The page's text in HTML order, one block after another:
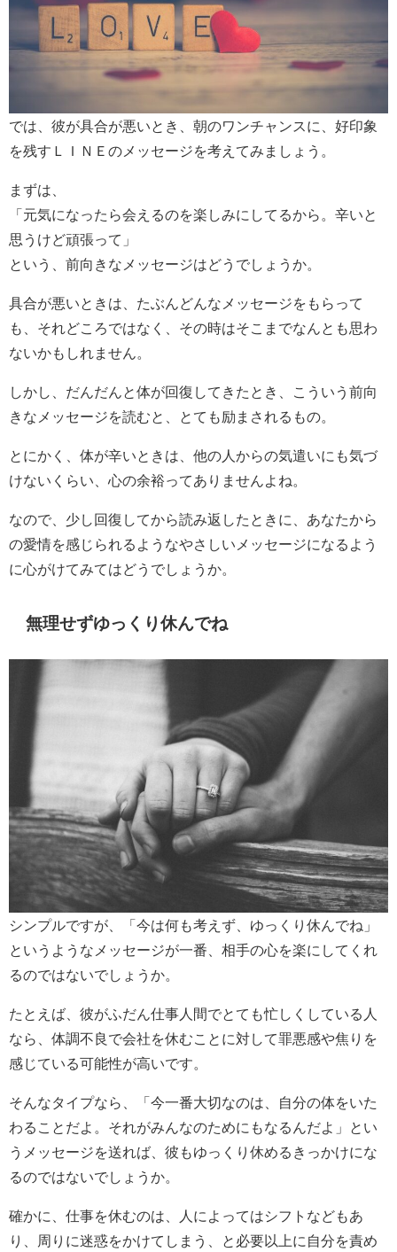
では、彼が具合が悪いとき、朝のワンチャンスに、好印象
を残すＬＩＮＥのメッセージを考えてみましょう。
まずは、
「元気になったら会えるのを楽しみにしてるから。辛いと
思うけど頑張って」
という、前向きなメッセージはどうでしょうか。
具合が悪いときは、たぶんどんなメッセージをもらって
も、それどころではなく、その時はそこまでなんとも思わ
ないかもしれません。
しかし、だんだんと体が回復してきたとき、こういう前向
きなメッセージを読むと、とても励まされるもの。
とにかく、体が辛いときは、他の人からの気遣いにも気づ
けないくらい、心の余裕ってありませんよね。
なので、少し回復してから読み返したときに、あなたから
の愛情を感じられるようなやさしいメッセージになるよう
に心がけてみてはどうでしょうか。
無理せずゆっくり休んでね
シンプルですが、「今は何も考えず、ゆっくり休んでね」
というようなメッセージが一番、相手の心を楽にしてくれ
るのではないでしょうか。
たとえば、彼がふだん仕事人間でとても忙しくしている人
なら、体調不良で会社を休むことに対して罪悪感や焦りを
感じている可能性が高いです。
そんなタイプなら、「今一番大切なのは、自分の体をいた
わることだよ。それがみんなのためにもなるんだよ」とい
うメッセージを送れば、彼もゆっくり休めるきっかけにな
るのではないでしょうか。
確かに、仕事を休むのは、人によってはシフトなどもあ
り、周りに迷惑をかけてしまう、と必要以上に自分を責め